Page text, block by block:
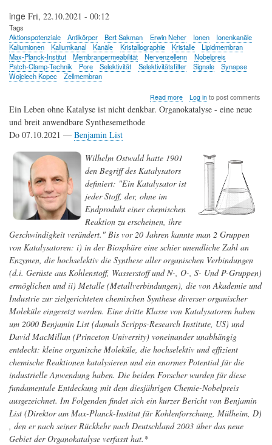
inge Fri, 22.10.2021 - 00:12
Tags
Aktionspotenziale
Antikörper Bert Sakman Erwin Neher Ionen
Ionenkanäle
Kaliumionen
Kaliumkanal Kanäle Kristallographie Kristalle
Lipidmembran
Max-Planck-Institut
Membranpermeabilität Nervenzellenn
Nobelpreis
Patch-Clamp-Technik
Pore Selektivität Selektivitätsfilter Signale
Synapse
Wojciech Kopec
Zellmembran
Read moreabout
Signalübertragung:
Wie
Zellmembran
schlüpfen
Log into post comments
Ein Leben ohne Katalyse ist nicht denkbar. Organokatalyse - eine neue
und breit anwendbare Synthesemethode
Do 07.10.2021 — Benjamin List
Wilhelm Ostwald hatte 1901
den Begriff des Katalysators
definiert: "Ein Katalysator ist
jeder Stoff, der, ohne im
Endprodukt einer chemischen
Reaktion zu erscheinen, ihre
Geschwindigkeit verändert." Bis vor 20 Jahren kannte man 2 Gruppen
von Katalysatoren: i) in der Biosphäre eine schier unendliche Zahl an
Enzymen, die hochselektiv die Synthese aller organischen Verbindungen
(d.i. Gerüste aus Kohlenstoff, Wasserstoff und N-, O-, S- Und P-Gruppen)
ermöglichen und ii) Metalle (Metallverbindungen), die von Akademie und
Industrie zur zielgerichteten chemischen Synthese diverser organischer
Moleküle eingesetzt werden. Eine dritte Klasse von Katalysatoren haben
um 2000 Benjamin List (damals Scripps-Research Institute, US) und
David MacMillan (Princeton University) voneinander unabhängig
entdeckt: kleine organische Moleküle, die hochselektiv und effizient
chemische Reaktionen katalysieren und ein enormes Potential für die
industrielle Anwendung haben. Die beiden Forscher wurden für diese
fundamentale Entdeckung mit dem diesjährigen Chemie-Nobelpreis
ausgezeichnet. Im Folgenden findet sich ein kurzer Bericht von Benjamin
List (Direktor am Max-Planck-Institut für Kohlenforschung, Mülheim, D)
, den er nach seiner Rückkehr nach Deutschland 2003 über das neue
Gebiet der Organokatalyse verfasst hat.*